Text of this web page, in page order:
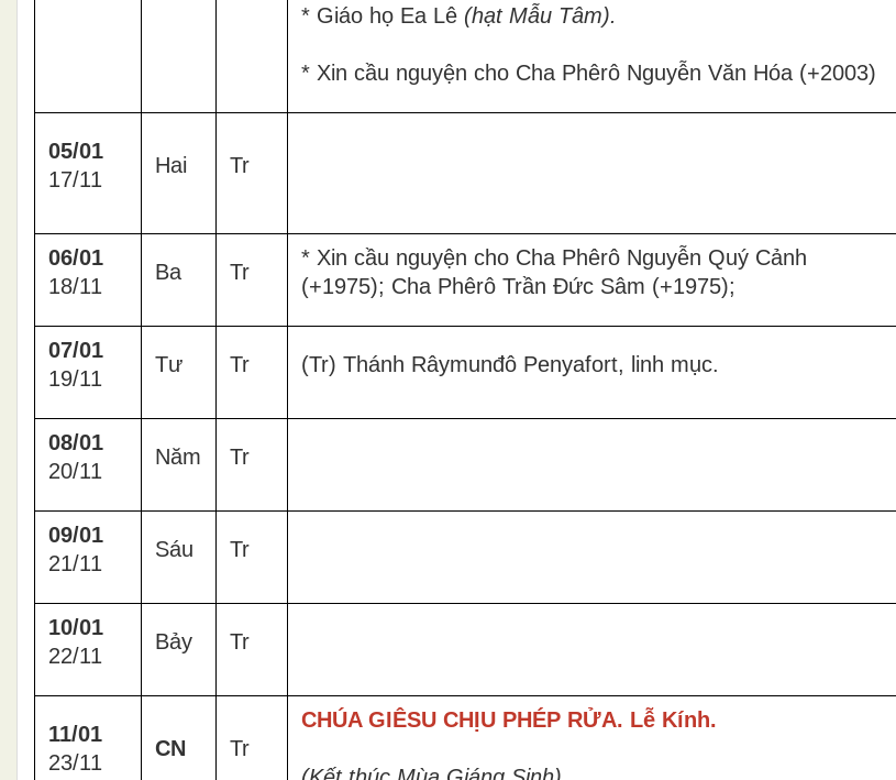
* Giáo họ Ea Lê (hạt Mẫu Tâm).
* Xin cầu nguyện cho Cha Phêrô Nguyễn Văn Hóa (+2003)
05/01
17/11
Hai Tr
06/01
18/11
Ba Tr
* Xin cầu nguyện cho Cha Phêrô Nguyễn Quý Cảnh
(+1975); Cha Phêrô Trần Đức Sâm (+1975);
07/01
19/11
Tư Tr (Tr) Thánh Râymunđô Penyafort, linh mục.
08/01
20/11
Năm Tr
09/01
21/11
Sáu Tr
10/01
22/11
Bảy Tr
11/01
23/11
CN Tr
CHÚA GIÊSU CHỊU PHÉP RỬA. Lễ Kính.